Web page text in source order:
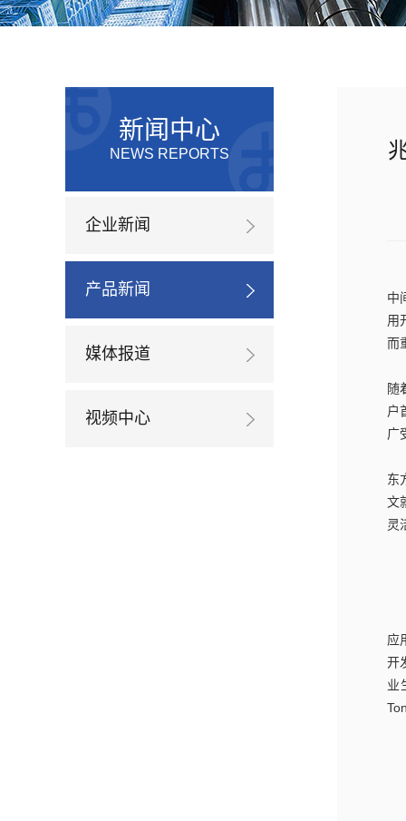
新闻中心
NEWS REPORTS
企业新闻
产品新闻
媒体报道
视频中心
中
用
而
随
户
广
东
文
灵
应
开
业